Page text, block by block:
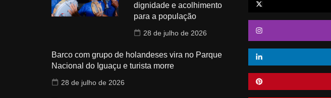
dignidade e acolhimento
para a população
28 de julho de 2026
Barco com grupo de holandeses vira no Parque
Nacional do Iguaçu e turista morre
28 de julho de 2026